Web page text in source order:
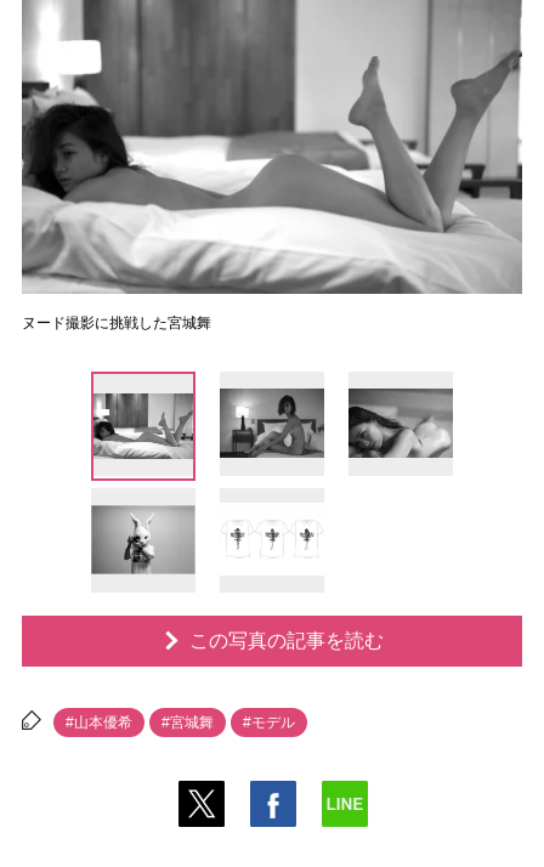
ヌード撮影に挑戦した宮城舞
この写真の記事を読む
#山本優希 #宮城舞 #モデル